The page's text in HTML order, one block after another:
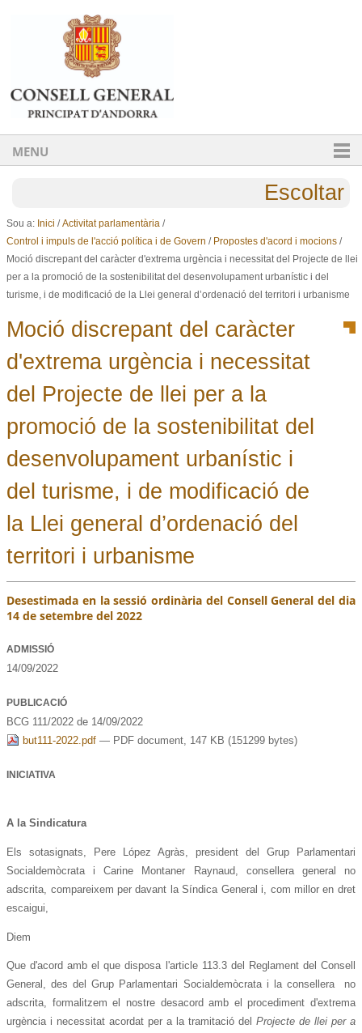
Ves al contingut.
Salta a la navegació
MENU
Escoltar
Sou a: Inici /Activitat parlamentària /
Control i impuls de l'acció política i de Govern / Propostes d'acord i mocions /
Moció discrepant del caràcter d'extrema urgència i necessitat del Projecte de llei
per a la promoció de la sostenibilitat del desenvolupament urbanístic i del
turisme, i de modificació de la Llei general d’ordenació del territori i urbanisme
Moció discrepant del caràcter
d'extrema urgència i necessitat
del Projecte de llei per a la
promoció de la sostenibilitat del
desenvolupament urbanístic i
del turisme, i de modificació de
la Llei general d’ordenació del
territori i urbanisme
Desestimada en la sessió ordinària del Consell General del dia
14 de setembre del 2022
ADMISSIÓ
14/09/2022
PUBLICACIÓ
BCG 111/2022 de 14/09/2022
but111-2022.pdf— PDF document, 147 KB (151299 bytes)
INICIATIVA
A la Sindicatura
Els sotasignats, Pere López Agràs, president del Grup Parlamentari
Socialdemòcrata i Carine Montaner Raynaud, consellera general no
adscrita, compareixem per davant la Síndica General i, com millor en dret
escaigui,
Diem
Que d'acord amb el que disposa l'article 113.3 del Reglament del Consell
General, des del Grup Parlamentari Socialdemòcrata i la consellera no
adscrita, formalitzem el nostre desacord amb el procediment d'extrema
urgència i necessitat acordat per a la tramitació del Projecte de llei per a